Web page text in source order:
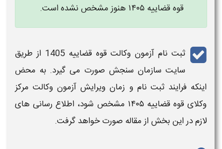
قوه قضاییه ۱۴۰۵ هنوز مشخص نشده است.
ثبت نام آزمون وکالت قوه قضاییه 1405
از طریق
سایت سازمان سنجش صورت می گیرد. به محض
اینکه فرایندثبت نام و زمان ویرایش آزمون وکالت مرکز
وکلای قوه قضاییه ۱۴۰۵
مشخص شود، اطلاع رسانی های
لازم در این بخش از مقاله صورت خواهد گرفت.